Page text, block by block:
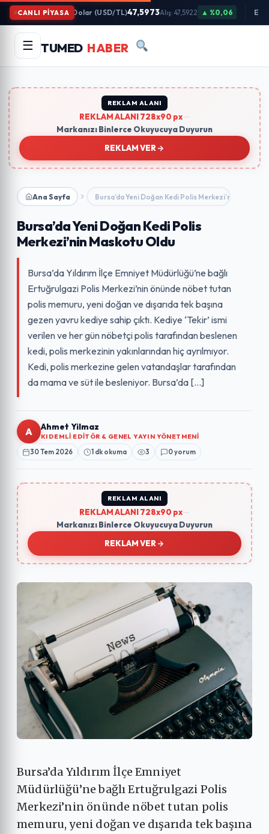
İçeriğe
Atla
CANLI PİYASA Dolar (USD/TL)47,5973Alış: 47,5922 ▲ %0,06
☰ TUMED HABER
Arama
yapın:
REKLAM ALANI
REKLAM ALANI 728x90 px
Markanızı Binlerce Okuyucuya Duyurun
REKLAM VER
Ana Sayfa Bursa’da Yeni Doğan Kedi Polis Merkezi’nin
Bursa’da Yeni Doğan Kedi Polis
Merkezi’nin Maskotu Oldu
Bursa’da Yıldırım İlçe Emniyet Müdürlüğü’ne bağlı
Ertuğrulgazi Polis Merkezi’nin önünde nöbet tutan
polis memuru, yeni doğan ve dışarıda tek başına
gezen yavru kediye sahip çıktı. Kediye ‘Tekir’ ismi
verilen ve her gün nöbetçi polis tarafından beslenen
kedi, polis merkezinin yakınlarından hiç ayrılmıyor.
Kedi, polis merkezine gelen vatandaşlar tarafından
da mama ve süt ile besleniyor. Bursa’da […]
A Ahmet Yilmaz
KIDEMLI EDITÖR & GENEL YAYIN YÖNETMENI
30 Tem 2026 1 dk okuma 3 0 yorum
REKLAM ALANI
REKLAM ALANI 728x90 px
Markanızı Binlerce Okuyucuya Duyurun
REKLAM VER
Bursa’da Yıldırım İlçe Emniyet
Müdürlüğü’ne bağlı Ertuğrulgazi Polis
Merkezi’nin önünde nöbet tutan polis
memuru, yeni doğan ve dışarıda tek başına